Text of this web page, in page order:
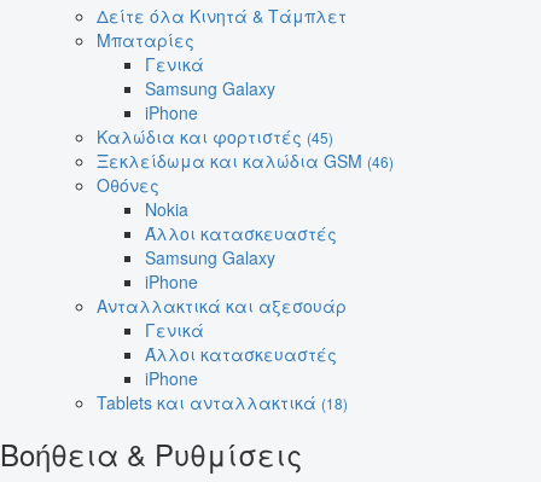
Δείτε όλα Κινητά & Τάμπλετ
Μπαταρίες
Γενικά
Samsung Galaxy
iPhone
Καλώδια και φορτιστές (45)
Ξεκλείδωμα και καλώδια GSM (46)
Οθόνες
Nokia
Άλλοι κατασκευαστές
Samsung Galaxy
iPhone
Ανταλλακτικά και αξεσουάρ
Γενικά
Άλλοι κατασκευαστές
iPhone
Tablets και ανταλλακτικά (18)
Βοήθεια & Ρυθμίσεις